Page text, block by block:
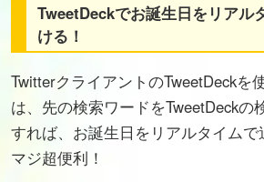
TweetDeckでお誕生日をリアル
ける！
TwitterクライアントのTweetDeckを
は、先の検索ワードをTweetDeckの
すれば、お誕生日をリアルタイムで
マジ超便利！